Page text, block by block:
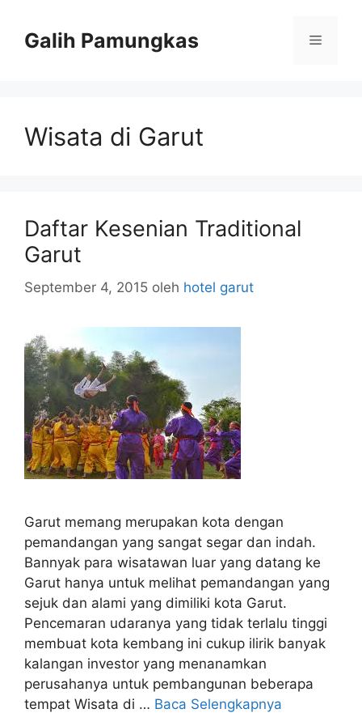
Galih Pamungkas Menu
Wisata di Garut
Daftar Kesenian Traditional
Garut
September 4, 2015 oleh hotel garut
Garut memang merupakan kota dengan
pemandangan yang sangat segar dan indah.
Bannyak para wisatawan luar yang datang ke
Garut hanya untuk melihat pemandangan yang
sejuk dan alami yang dimiliki kota Garut.
Pencemaran udaranya yang tidak terlalu tinggi
membuat kota kembang ini cukup ilirik banyak
kalangan investor yang menanamkan
perusahanya untuk pembangunan beberapa
tempat Wisata di … Baca Selengkapnya